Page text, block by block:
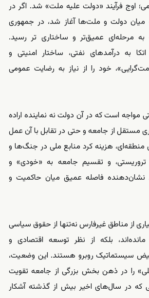
اوج فرآیند «دولت علیه ملت» شد. اگر در
میان دولت و ملت‌ها آغاز شد، در جمهوری
مرحله‌ای عمیق‌تر و ساختاری تر رسید.
به درآمدهای نفتی، ساختار امنیتی و
خود را از نیاز به رضایت عمومی
مواجه است که در آن دولت نه نماینده اراده
مستقل از جامعه و حتی در تقابل با آن عمل
هزینه‌ کرد منابع ملی در جنگ‌ها و
تروریستی، و تقسیم جامعه به «خودی» و
نشان‌دهنده فاصله عمیق میان حاکمیت و
از مناطق غیرفارس نه‌تنها از حقوق سیاسی
بلکه از نظر توسعه اقتصادی و
سیستماتیک روبرو هستند. این وضعیت،
را در ذهن بخش بزرگی از جامعه تقویت
که در سال‌های اخیر بیش از گذشته آشکار